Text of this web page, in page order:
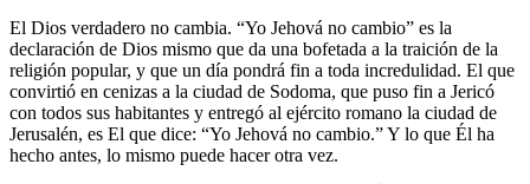
El Dios verdadero no cambia. “Yo Jehová no cambio” es la
declaración de Dios mismo que da una bofetada a la traición de la
religión popular, y que un día pondrá fin a toda incredulidad. El que
convirtió en cenizas a la ciudad de Sodoma, que puso fin a Jericó
con todos sus habitantes y entregó al ejército romano la ciudad de
Jerusalén, es El que dice: “Yo Jehová no cambio.” Y lo que Él ha
hecho antes, lo mismo puede hacer otra vez.